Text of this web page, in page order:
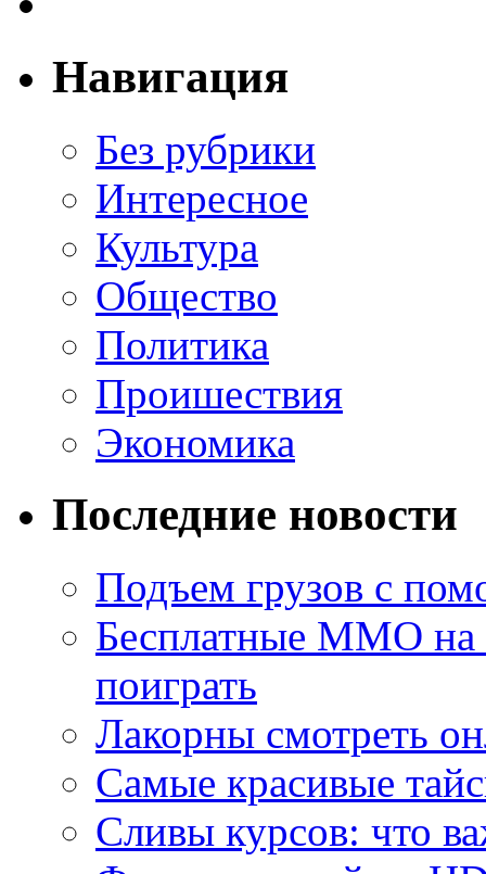
Навигация
Без рубрики
Интересное
Культура
Общество
Политика
Проишествия
Экономика
Последние новости
Подъем грузов с
Бесплатные MMO
поиграть
Лакорны смотреть
Самые красивые
Сливы курсов: что